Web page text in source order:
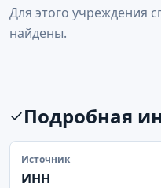
Для этого учреждения
найдены.
Подробная
Источник
ИНН